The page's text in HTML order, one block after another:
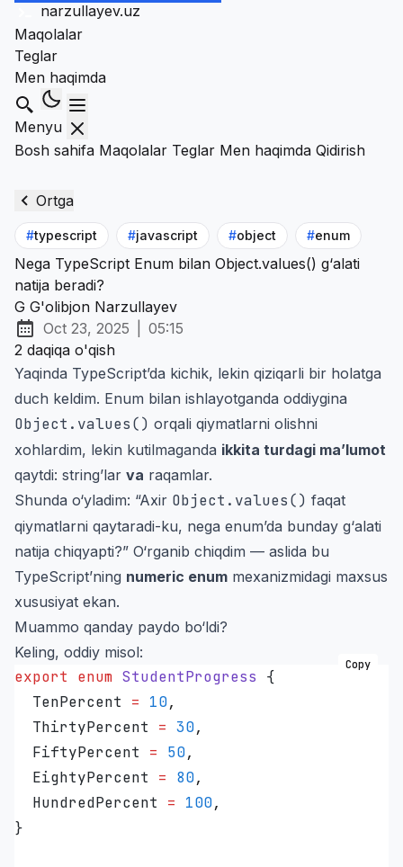
narzullayev.uz
Maqolalar
Teglar
Men haqimda
Qidirish
Menyu
Bosh sahifa Maqolalar Teglar Men haqimda Qidirish
Ortga
#typescript #javascript #object #enum
Nega TypeScript Enum bilan Object.values() g‘alati
natija beradi?
G G'olibjon Narzullayev
Chop etilgan:
Oct 23, 2025
at
05:15
2 daqiqa o'qish
Yaqinda TypeScript’da kichik, lekin qiziqarli bir holatga
duch keldim. Enum bilan ishlayotganda oddiygina
Object.values() orqali qiymatlarni olishni
xohlardim, lekin kutilmaganda ikkita turdagi ma’lumot
qaytdi: string’lar va raqamlar.
Shunda o‘yladim: “Axir Object.values() faqat
qiymatlarni qaytaradi-ku, nega enum’da bunday g‘alati
natija chiqyapti?” O‘rganib chiqdim — aslida bu
TypeScript’ning numeric enum mexanizmidagi maxsus
xususiyat ekan.
Muammo qanday paydo bo‘ldi?
Keling, oddiy misol:
export enum StudentProgress {
  TenPercent
= 10,
  ThirtyPercent
= 30,
  FiftyPercent
= 50,
  EightyPercent
= 80,
  HundredPercent
= 100,
}
Copy